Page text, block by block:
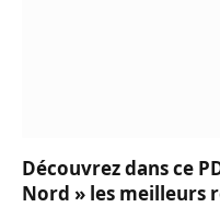
Découvrez dans ce
Nord » les meilleurs